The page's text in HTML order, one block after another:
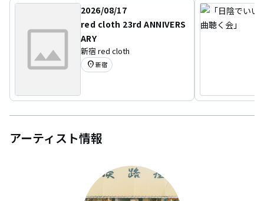
2026/08/17
red cloth 23rd ANNIVERS
ARY
新宿 red cloth
location_on 新宿
アーティスト情報